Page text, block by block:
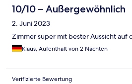
10/10 – Außergewöhnlich
2. Juni 2023
Zimmer super mit bester Aussicht auf
Klaus, Aufenthalt von 2 Nächten
Verifizierte Bewertung